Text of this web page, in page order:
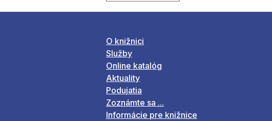
O knižnici
Služby
Online katalóg
Aktuality
Podujatia
Zoznámte sa ...
Informácie pre knižnice